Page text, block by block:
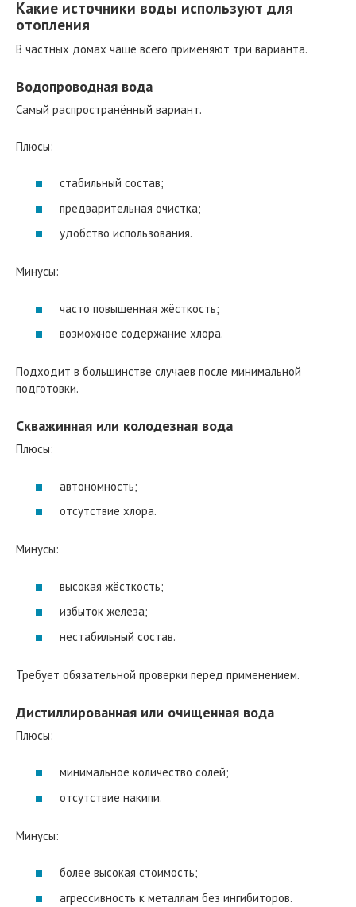
Какие источники воды используют для
отопления
В частных домах чаще всего применяют три варианта.
Водопроводная вода
Самый распространённый вариант.
Плюсы:
стабильный состав;
предварительная очистка;
удобство использования.
Минусы:
часто повышенная жёсткость;
возможное содержание хлора.
Подходит в большинстве случаев после минимальной
подготовки.
Скважинная или колодезная вода
Плюсы:
автономность;
отсутствие хлора.
Минусы:
высокая жёсткость;
избыток железа;
нестабильный состав.
Требует обязательной проверки перед применением.
Дистиллированная или очищенная вода
Плюсы:
минимальное количество солей;
отсутствие накипи.
Минусы:
более высокая стоимость;
агрессивность к металлам без ингибиторов.